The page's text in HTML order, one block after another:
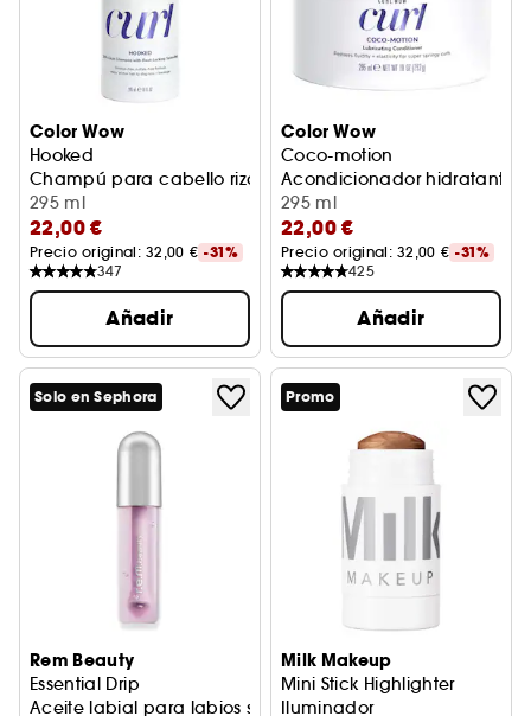
Color Wow
Hooked
Champú para cabello rizado
295 ml
22,00 €
Precio original: 32,00 € -31%
347
Añadir
Color Wow
Coco-motion
Acondicionador hidratante
295 ml
22,00 €
Precio original: 32,00 € -31%
425
Añadir
Solo en Sephora
Rem Beauty
Essential Drip
Aceite labial para labios secos
Promo
Milk Makeup
Mini Stick Highlighter
Iluminador